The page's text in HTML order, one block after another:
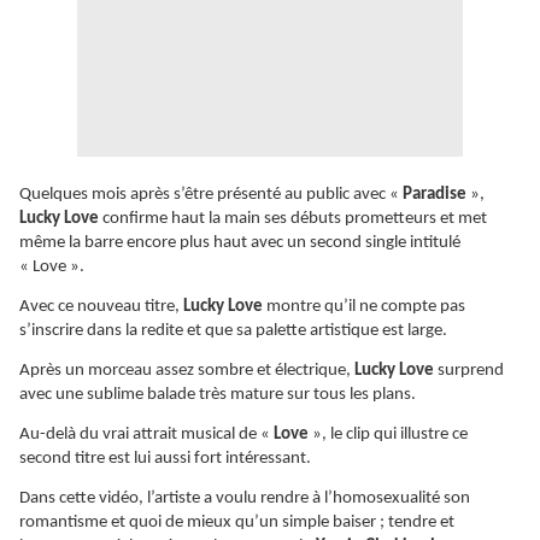
Quelques mois après s’être présenté au public avec « Paradise »,
Lucky Love confirme haut la main ses débuts prometteurs et met
même la barre encore plus haut avec un second single intitulé
« Love ».
Avec ce nouveau titre, Lucky Love montre qu’il ne compte pas
s’inscrire dans la redite et que sa palette artistique est large.
Après un morceau assez sombre et électrique, Lucky Love surprend
avec une sublime balade très mature sur tous les plans.
Au-delà du vrai attrait musical de « Love », le clip qui illustre ce
second titre est lui aussi fort intéressant.
Dans cette vidéo, l’artiste a voulu rendre à l’homosexualité son
romantisme et quoi de mieux qu’un simple baiser ; tendre et